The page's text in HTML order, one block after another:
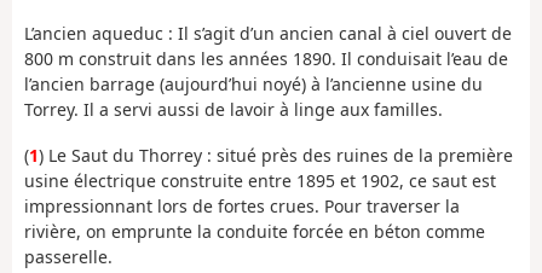
L’ancien aqueduc : Il s’agit d’un ancien canal à ciel ouvert de
800 m construit dans les années 1890. Il conduisait l’eau de
l’ancien barrage (aujourd’hui noyé) à l’ancienne usine du
Torrey. Il a servi aussi de lavoir à linge aux familles.
(1) Le Saut du Thorrey : situé près des ruines de la première
usine électrique construite entre 1895 et 1902, ce saut est
impressionnant lors de fortes crues. Pour traverser la
rivière, on emprunte la conduite forcée en béton comme
passerelle.